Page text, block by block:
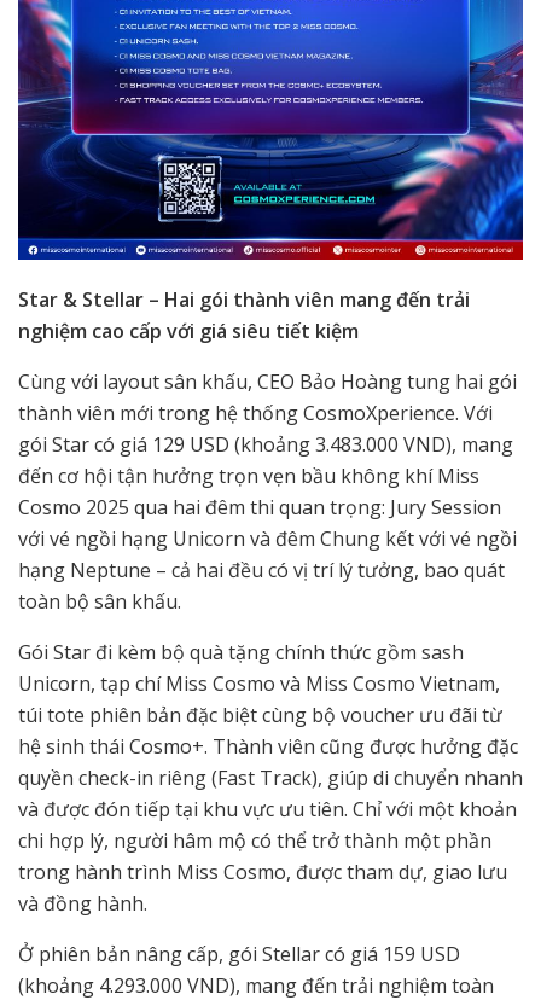
Star & Stellar – Hai gói thành viên mang đến trải
nghiệm cao cấp với giá siêu tiết kiệm
Cùng với layout sân khấu, CEO Bảo Hoàng tung hai gói
thành viên mới trong hệ thống CosmoXperience. Với
gói Star có giá 129 USD (khoảng 3.483.000 VND), mang
đến cơ hội tận hưởng trọn vẹn bầu không khí Miss
Cosmo 2025 qua hai đêm thi quan trọng: Jury Session
với vé ngồi hạng Unicorn và đêm Chung kết với vé ngồi
hạng Neptune – cả hai đều có vị trí lý tưởng, bao quát
toàn bộ sân khấu.
Gói Star đi kèm bộ quà tặng chính thức gồm sash
Unicorn, tạp chí Miss Cosmo và Miss Cosmo Vietnam,
túi tote phiên bản đặc biệt cùng bộ voucher ưu đãi từ
hệ sinh thái Cosmo+. Thành viên cũng được hưởng đặc
quyền check-in riêng (Fast Track), giúp di chuyển nhanh
và được đón tiếp tại khu vực ưu tiên. Chỉ với một khoản
chi hợp lý, người hâm mộ có thể trở thành một phần
trong hành trình Miss Cosmo, được tham dự, giao lưu
và đồng hành.
Ở phiên bản nâng cấp, gói Stellar có giá 159 USD
(khoảng 4.293.000 VND), mang đến trải nghiệm toàn